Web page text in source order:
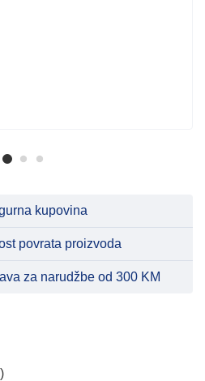
kupovina
povrata proizvoda
za narudžbe od 300 KM